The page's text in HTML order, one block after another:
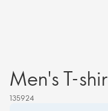
Men's T-
135924